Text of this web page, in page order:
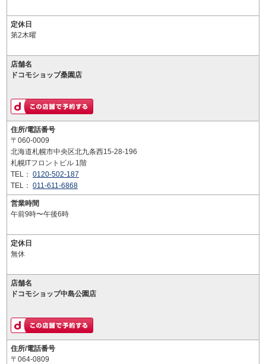
定休日
第2木曜
店舗名
ドコモショップ桑園店
住所/電話番号
〒060-0009
北海道札幌市中央区北九条西15-28-196
札幌ITフロントビル 1階
TEL： 0120-502-187
TEL： 011-611-6868
営業時間
午前9時〜午後6時
定休日
無休
店舗名
ドコモショップ中島公園店
住所/電話番号
〒064-0809